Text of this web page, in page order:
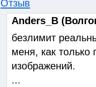
Отзыв
Anders_B
безлимит
меня, как только
изображений.
...